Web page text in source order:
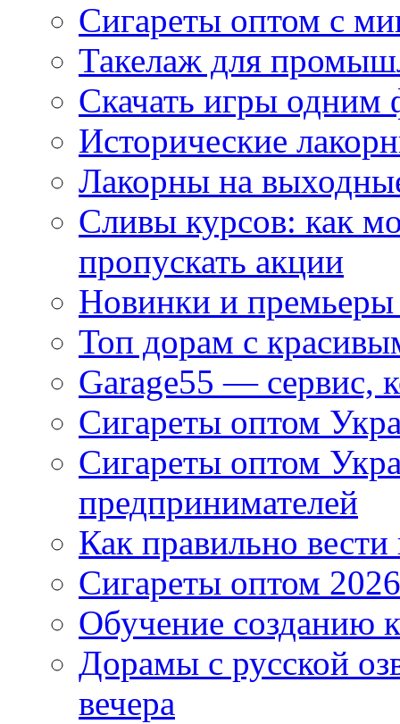
Сигареты оптом с
Такелаж для
Скачать игры одним
Исторические
Лакорны на
Сливы курсов: как
пропускать акции
Новинки и
Топ дорам с
Garage55 — сервис,
Сигареты оптом
Сигареты оптом
предпринимателей
Как правильно
Сигареты оптом
Обучение созданию
Дорамы с русской
вечера